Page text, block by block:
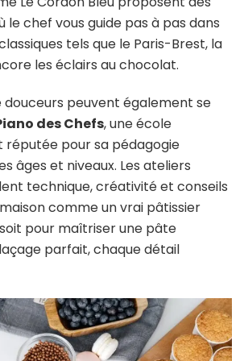
le chef vous guide pas à pas dans
tels que le Paris-Brest, la
les éclairs au chocolat.
douceurs peuvent également se
des Chefs, une école
pour sa pédagogie
âges et niveaux. Les ateliers
technique, créativité et conseils
comme un vrai pâtissier
pour maîtriser une pâte
parfait, chaque détail